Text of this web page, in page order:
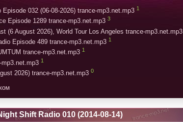
032 (06-08-2026) trance-mp3.net.mp3 1
Episode 1289 trance-mp3.net.mp3 3
(6 August 2026), World Tour Los Angeles trance-mp3.net.mp3
Episode 489 trance-mp3.net.mp3 1
trance-mp3.net.mp3 1
1
2026) trance-mp3.net.mp3 0
Shift Radio 010 (2014-08-14)